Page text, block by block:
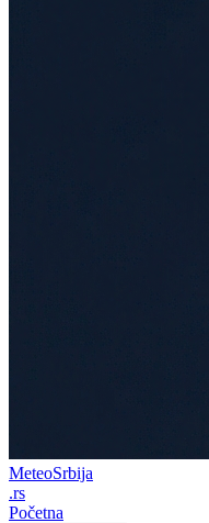
MeteoSrbija
.rs
Početna